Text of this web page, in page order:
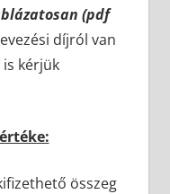
(pdf
díjról van
kérjük
összeg